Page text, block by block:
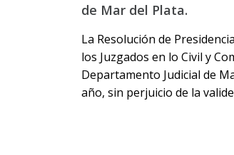
de Mar del Plata.
La Resolución de
los Juzgados en lo Civil y
Departamento Judicial de
año, sin perjuicio de la